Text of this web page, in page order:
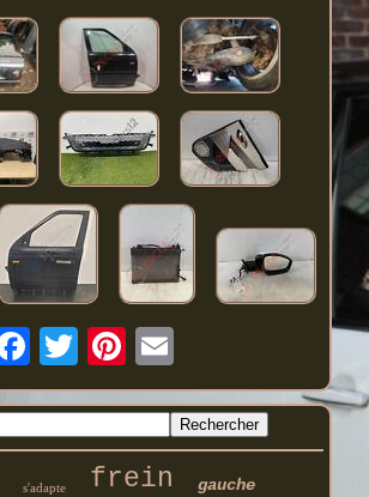
s'adapte frein gauche